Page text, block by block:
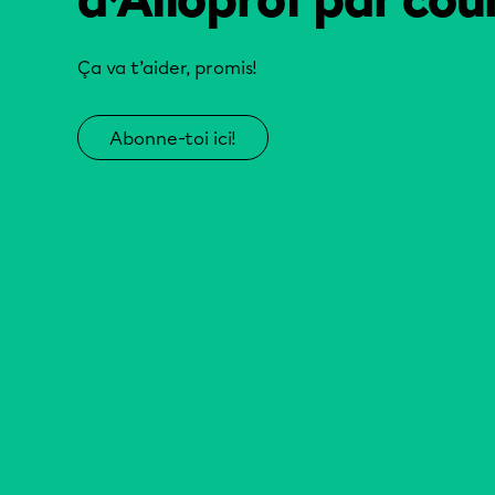
Ça va t’aider, promis!
Abonne-toi ici!